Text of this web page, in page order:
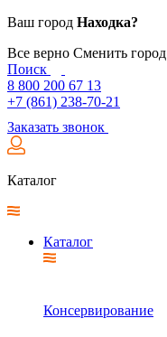
Ваш город Находка?
Все верно Сменить город
Поиск
8 800 200 67 13
+7 (861) 238-70-21
Заказать звонок
Каталог
Каталог
Консервирование